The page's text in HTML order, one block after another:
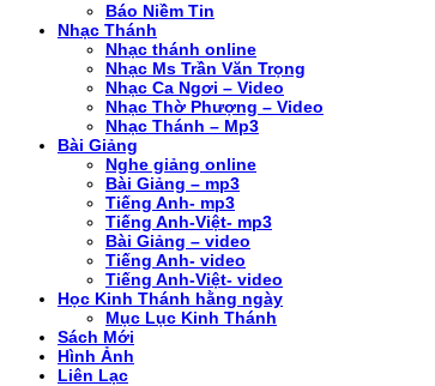
Báo Niềm Tin
Nhạc Thánh
Nhạc thánh online
Nhạc Ms Trần Văn Trọng
Nhạc Ca Ngơi – Video
Nhạc Thờ Phượng – Video
Nhạc Thánh – Mp3
Bài Giảng
Nghe giảng online
Bài Giảng – mp3
Tiếng Anh- mp3
Tiếng Anh-Việt- mp3
Bài Giảng – video
Tiếng Anh- video
Tiếng Anh-Việt- video
Học Kinh Thánh hằng ngày
Mục Lục Kinh Thánh
Sách Mới
Hình Ảnh
Liên Lạc